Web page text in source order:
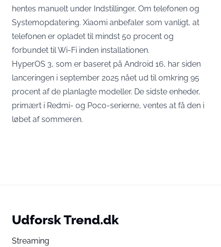
hentes manuelt under Indstillinger, Om telefonen og
Systemopdatering. Xiaomi anbefaler som vanligt, at
telefonen er opladet til mindst 50 procent og
forbundet til Wi-Fi inden installationen.
HyperOS 3, som er baseret på Android 16, har siden
lanceringen i september 2025 nået ud til omkring 95
procent af de planlagte modeller. De sidste enheder,
primært i Redmi- og Poco-serierne, ventes at få den i
løbet af sommeren.
Udforsk Trend.dk
Streaming